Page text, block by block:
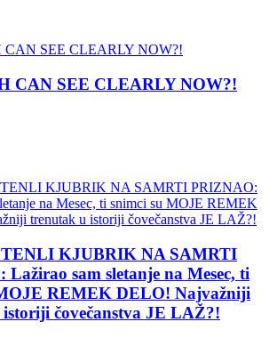
CAN SEE CLEARLY NOW?!
KJUBRIK NA SAMRTI
sam sletanje na Mesec, ti
REMEK DELO! Najvažniji
čovečanstva JE LAŽ?!